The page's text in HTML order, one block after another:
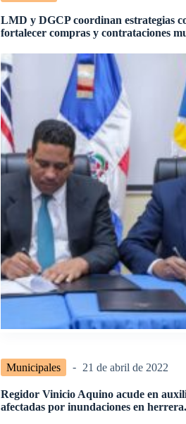
LMD y DGCP coordinan estrategias
fortalecer compras y contrataciones
Municipales 21 de abril de 2022
Regidor Vinicio Aquino acude en
afectadas por inundaciones en herrera.